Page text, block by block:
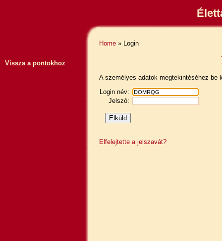
Vissza a pontokhoz
Home » Login
A személyes adatok megtekintéséhez be
Login név:
Jelszó:
Elfelejtette a jelszavát?